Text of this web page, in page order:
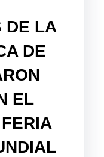
DE LA
DE
EL